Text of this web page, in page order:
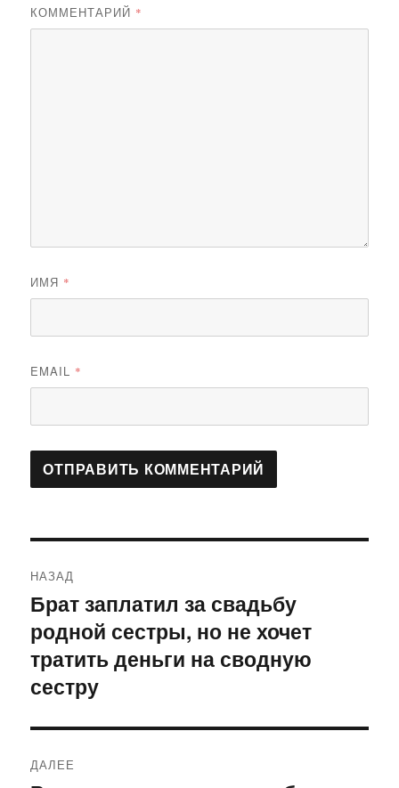
КОММЕНТАРИЙ *
ИМЯ *
EMAIL *
по
записям
НАЗАД
Предыдущая
запись:
Брат заплатил за свадьбу
родной сестры, но не хочет
тратить деньги на сводную
сестру
ДАЛЕЕ